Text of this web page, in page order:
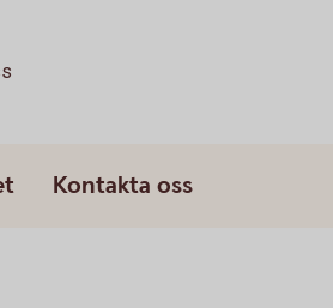
Kontakta oss